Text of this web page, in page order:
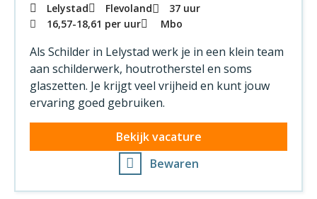
Lelystad Flevoland
37 uur
16,57-18,61 per uur Mbo
Als Schilder in Lelystad werk je in een klein team
aan schilderwerk, houtrotherstel en soms
glaszetten. Je krijgt veel vrijheid en kunt jouw
ervaring goed gebruiken.
Bekijk vacature
Bewaren